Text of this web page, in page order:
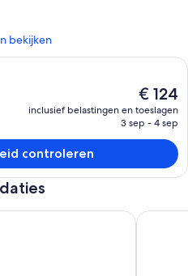
bekijken
De
huidige
prijs
€ 124
inclusief belastingen en toeslagen
3 sep - 4 sep
controleren
1